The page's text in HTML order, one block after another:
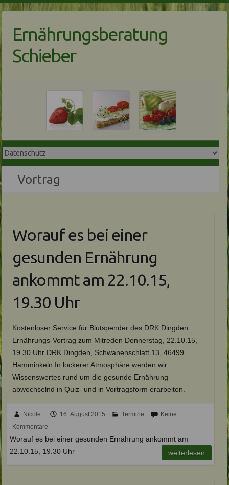
Skip
contentErnährungsberatung
Schieber
Vortrag
Worauf es bei einer
gesunden Ernährung
ankommt am 22.10.15,
19.30 Uhr
Kostenloser Service für Blutspender des DRK Dingden:
Ernährungs-Vortrag zum Mitreden Donnerstag, 22.10.15,
19.30 Uhr DRK Dingden, Schwanenschlatt 13, 46499
Hamminkeln In lockerer Atmosphäre werden wir
Wissenswertes rund um die gesunde Ernährung
abwechselnd in Quiz- und in Vortragsform erarbeiten.
Nicole 16. August 2015 Termine
Keine
Kommentare
Worauf es bei einer gesunden Ernährung ankommt am
22.10.15, 19.30 Uhr
weiterlesen